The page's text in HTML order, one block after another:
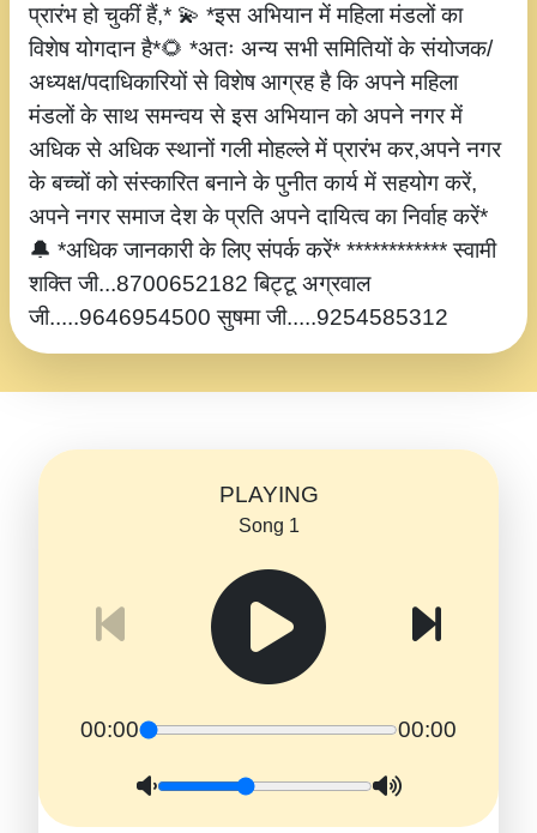
प्रारंभ हो चुकीं हैं,* 💫 *इस अभियान में महिला मंडलों का
विशेष योगदान है*🌻 *अतः अन्य सभी समितियों के संयोजक/
अध्यक्ष/पदाधिकारियों से विशेष आग्रह है कि अपने महिला
मंडलों के साथ समन्वय से इस अभियान को अपने नगर में
अधिक से अधिक स्थानों गली मोहल्ले में प्रारंभ कर,अपने नगर
के बच्चों को संस्कारित बनाने के पुनीत कार्य में सहयोग करें,
अपने नगर समाज देश के प्रति अपने दायित्व का निर्वाह करें*
🔔 *अधिक जानकारी के लिए संपर्क करें* ************ स्वामी
शक्ति जी...8700652182 बिट्टू अग्रवाल
जी.....9646954500 सुषमा जी.....9254585312
PLAYING
Song 1
00:00 00:00